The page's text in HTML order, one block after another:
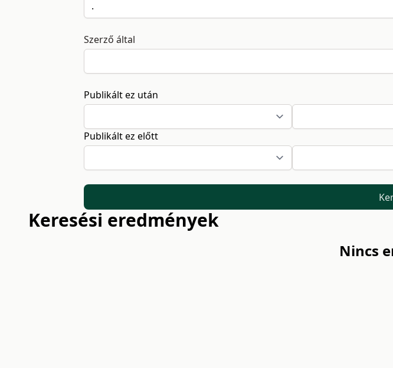
Szerző által
Publikált ez után
Publikált ez előtt
Keresési eredmények
Nincs